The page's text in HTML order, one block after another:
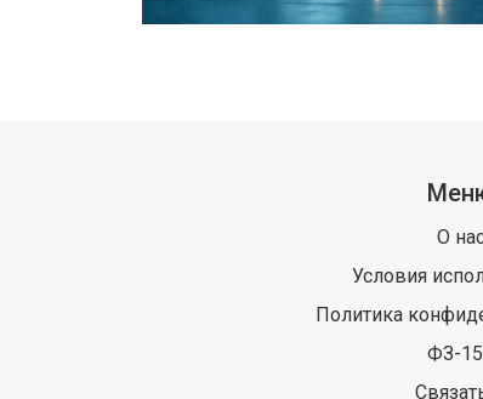
О
Условия
Политика
ФЗ-